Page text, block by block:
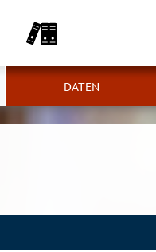
DATEN